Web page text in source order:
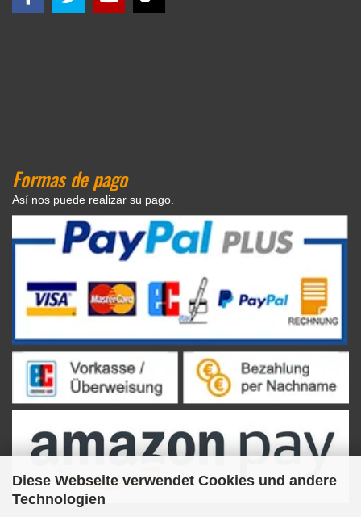
Diese Webseite verwendet Cookies und andere
Technologien
Formas de pago
Así nos puede realizar su pago.